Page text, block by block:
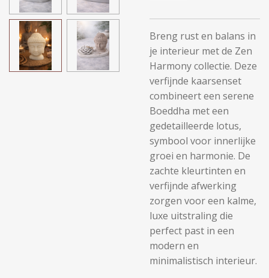
Breng rust en balans in
je interieur met de Zen
Harmony collectie. Deze
verfijnde kaarsenset
combineert een serene
Boeddha met een
gedetailleerde lotus,
symbool voor innerlijke
groei en harmonie. De
zachte kleurtinten en
verfijnde afwerking
zorgen voor een kalme,
luxe uitstraling die
perfect past in een
modern en
minimalistisch interieur.